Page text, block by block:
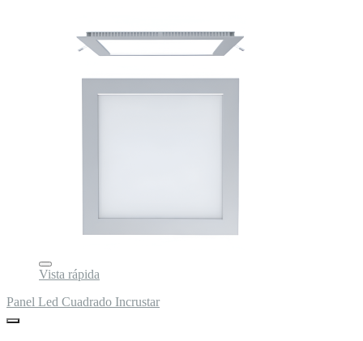
Vista rápida
Panel Led Cuadrado Incrustar